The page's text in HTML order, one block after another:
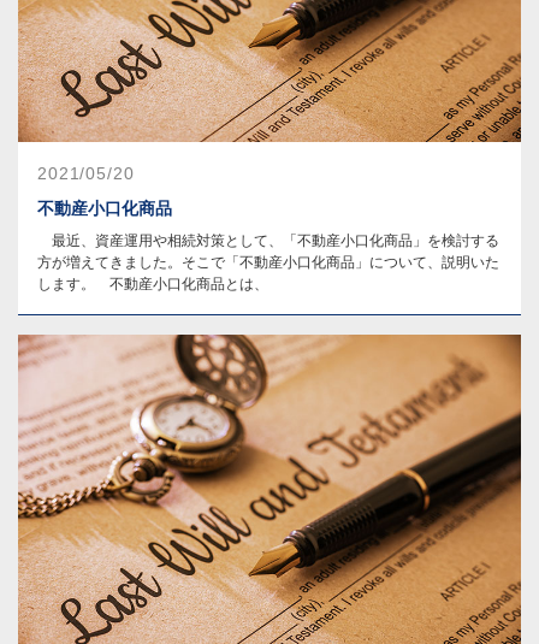
2021/05/20
不動産小口化商品
最近、資産運用や相続対策として、「不動産小口化商品」を検討する
方が増えてきました。そこで「不動産小口化商品」について、説明いた
します。 不動産小口化商品とは、